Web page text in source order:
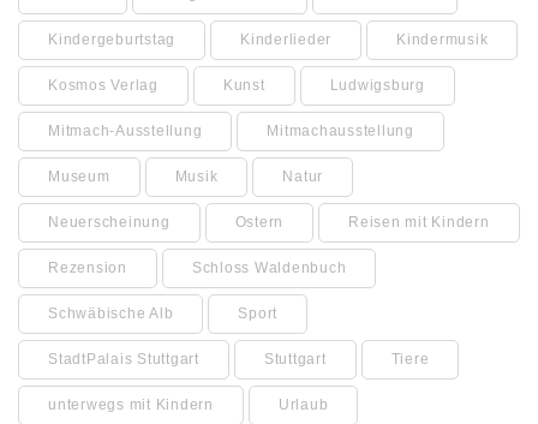
Kindergeburtstag Kinderlieder Kindermusik
Kosmos Verlag Kunst Ludwigsburg
Mitmach-Ausstellung Mitmachausstellung
Museum Musik Natur
Neuerscheinung Ostern Reisen mit Kindern
Rezension Schloss Waldenbuch
Schwäbische Alb Sport
StadtPalais Stuttgart Stuttgart Tiere
unterwegs mit Kindern Urlaub